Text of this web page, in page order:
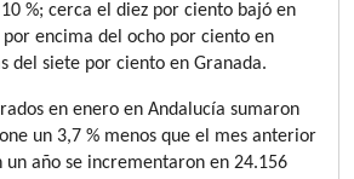
%; cerca el diez por ciento bajó en
encima del ocho por ciento en
del siete por ciento en Granada.
en enero en Andalucía sumaron
un 3,7 % menos que el mes anterior
un año se incrementaron en 24.156